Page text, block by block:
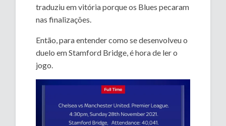
traduziu em vitória porque os Blues pecaram
nas finalizações.
Então, para entender como se desenvolveu o
duelo em Stamford Bridge, é hora de ler o
jogo.